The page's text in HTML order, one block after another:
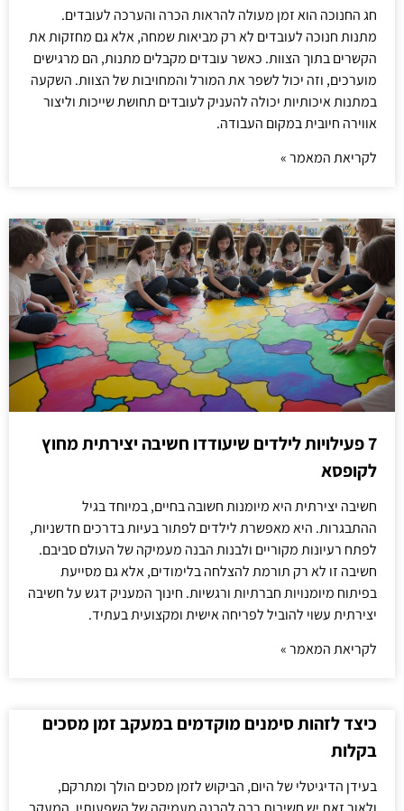
חג החנוכה הוא זמן מעולה להראות הכרה והערכה לעובדים.
מתנות חנוכה לעובדים לא רק מביאות שמחה, אלא גם מחזקות את
הקשרים בתוך הצוות. כאשר עובדים מקבלים מתנות, הם מרגישים
מוערכים, וזה יכול לשפר את המורל והמחויבות של הצוות. השקעה
במתנות איכותיות יכולה להעניק לעובדים תחושת שייכות וליצור
אווירה חיובית במקום העבודה.
לקריאת המאמר »
7 פעילויות לילדים שיעודדו חשיבה יצירתית מחוץ
לקופסא
חשיבה יצירתית היא מיומנות חשובה בחיים, במיוחד בגיל
ההתבגרות. היא מאפשרת לילדים לפתור בעיות בדרכים חדשניות,
לפתח רעיונות מקוריים ולבנות הבנה מעמיקה של העולם סביבם.
חשיבה זו לא רק תורמת להצלחה בלימודים, אלא גם מסייעת
בפיתוח מיומנויות חברתיות ורגשיות. חינוך המעניק דגש על חשיבה
יצירתית עשוי להוביל לפריחה אישית ומקצועית בעתיד.
לקריאת המאמר »
כיצד לזהות סימנים מוקדמים במעקב זמן מסכים
בקלות
בעידן הדיגיטלי של היום, הביקוש לזמן מסכים הולך ומתרקם,